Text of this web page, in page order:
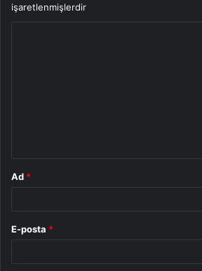
işaretlenmişlerdir
Ad *
E-posta *